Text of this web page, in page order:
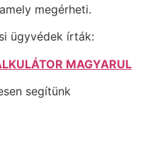
megérheti.
ügyvédek írták:
MAGYARUL
segítünk